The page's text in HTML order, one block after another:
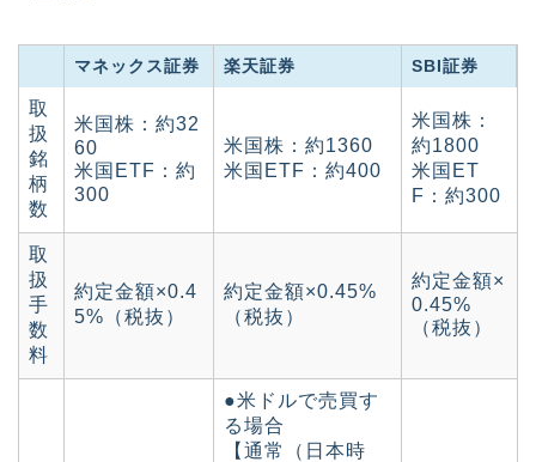
マネックス証券 楽天証券 SBI証券
取
扱
銘
柄
数
米国株：約32
60
米国ETF：約
300
米国株：約1360
米国ETF：約400
米国株：
約1800
米国ET
F：約300
取
扱
手
数
料
約定金額×0.4
5%（税抜）
約定金額×0.45%
（税抜）
約定金額×
0.45%
（税抜）
●米ドルで売買す
る場合
【通常（日本時